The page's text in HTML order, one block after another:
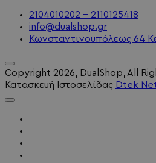
2104010202 - 2110125418
info@dualshop.gr
Κωνσταντινουπόλεως 64
Copyright 2026 , DualShop, All
Κατασκευή Ιστοσελίδας Dtek